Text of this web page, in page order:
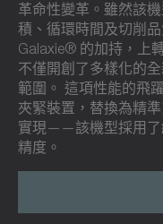
革命性變革。雖然該
積、循環時間及切削
Galaxie® 的加持，上
不僅開創了多樣化的
範圍。 這項性能的飛
夾緊裝置，替換為精
實現——該機型採用了
精度。